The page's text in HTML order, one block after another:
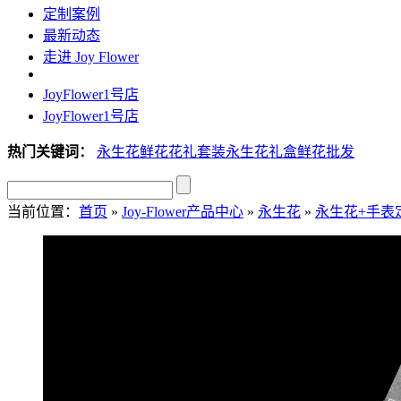
定制案例
最新动态
走进 Joy Flower
JoyFlower1号店
JoyFlower1号店
热门关键词： 永生花鲜花花礼套装永生花礼盒鲜花批发
当前位置： 首页 » Joy-Flower产品中心 » 永生花 » 永生花+手表